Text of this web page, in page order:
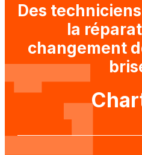
Ateliers mobiles
Offres entreprises
Rejoignez Glass Glass
Des
la
changement